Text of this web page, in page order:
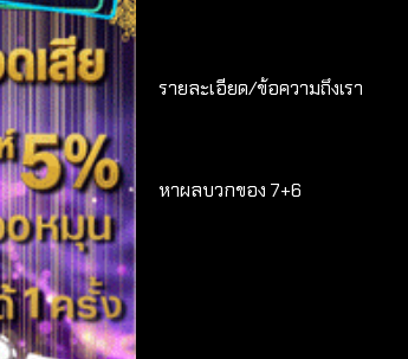
รายละเอียด/ข้อความถึงเรา
หาผลบวกของ 7+6